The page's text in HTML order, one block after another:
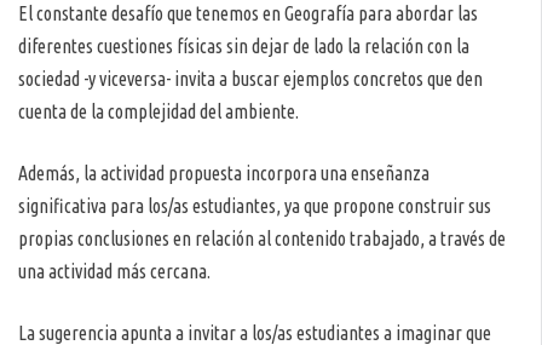
El constante desafío que tenemos en Geografía para abordar las
diferentes cuestiones físicas sin dejar de lado la relación con la
sociedad -y viceversa- invita a buscar ejemplos concretos que den
cuenta de la complejidad del ambiente.
Además, la actividad propuesta incorpora una enseñanza
significativa para los/as estudiantes, ya que propone construir sus
propias conclusiones en relación al contenido trabajado, a través de
una actividad más cercana.
La sugerencia apunta a invitar a los/as estudiantes a imaginar que